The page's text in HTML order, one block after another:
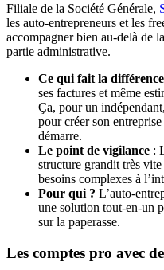
Filiale de la Société Générale,
les auto-entrepreneurs et les
accompagner bien au-delà de
partie administrative.
Ce qui fait la différence
ses factures et même
Ça, pour un
pour créer son
démarre.
Le point de vigilance :
structure grandit très
besoins complexes à
Pour qui ? L’auto-
une solution tout-en-un
sur la paperasse.
Les comptes pro avec